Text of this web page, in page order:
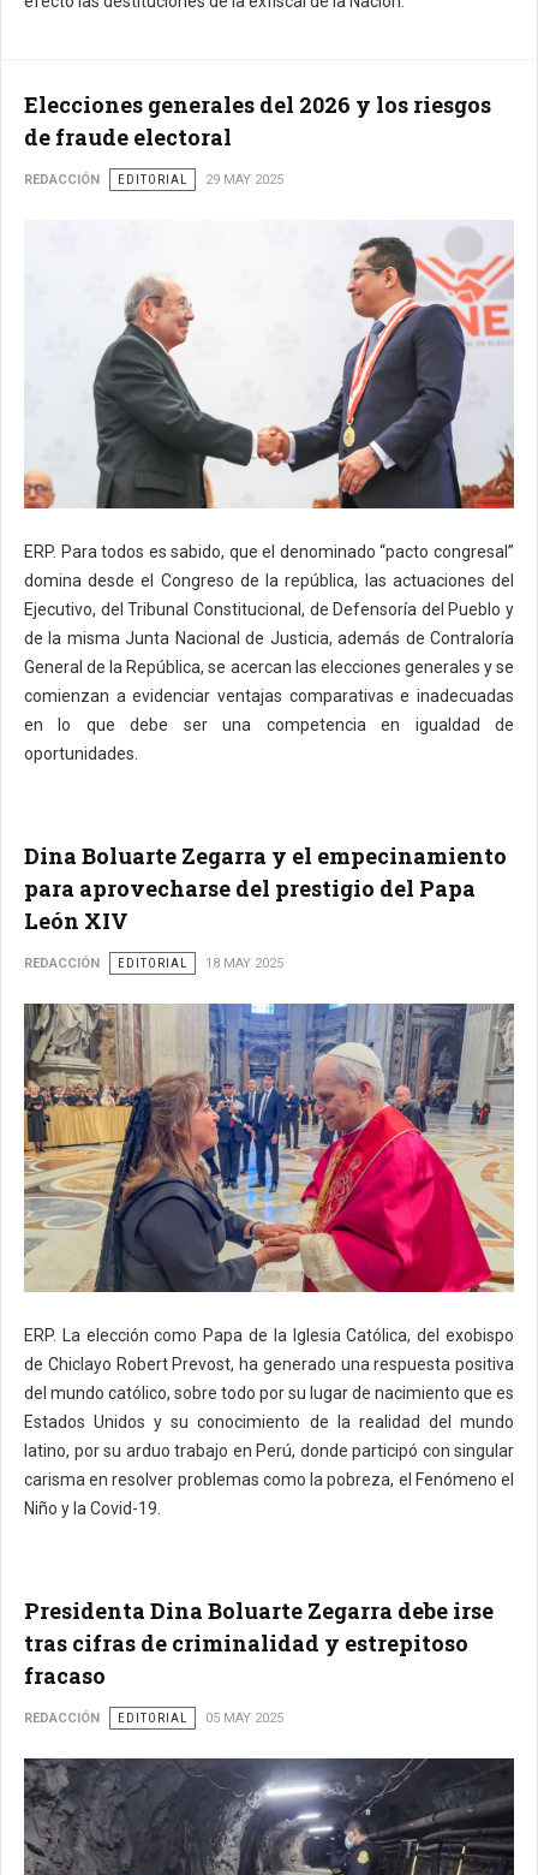
Elecciones generales del 2026 y los riesgos
de fraude electoral
REDACCIÓN EDITORIAL 29 MAY 2025
ERP. Para todos es sabido, que el denominado “pacto congresal”
domina desde el Congreso de la república, las actuaciones del
Ejecutivo, del Tribunal Constitucional, de Defensoría del Pueblo y
de la misma Junta Nacional de Justicia, además de Contraloría
General de la República, se acercan las elecciones generales y se
comienzan a evidenciar ventajas comparativas e inadecuadas
en lo que debe ser una competencia en igualdad de
oportunidades.
Dina Boluarte Zegarra y el empecinamiento
para aprovecharse del prestigio del Papa
León XIV
REDACCIÓN EDITORIAL 18 MAY 2025
ERP. La elección como Papa de la Iglesia Católica, del exobispo
de Chiclayo Robert Prevost, ha generado una respuesta positiva
del mundo católico, sobre todo por su lugar de nacimiento que es
Estados Unidos y su conocimiento de la realidad del mundo
latino, por su arduo trabajo en Perú, donde participó con singular
carisma en resolver problemas como la pobreza, el Fenómeno el
Niño y la Covid-19.
Presidenta Dina Boluarte Zegarra debe irse
tras cifras de criminalidad y estrepitoso
fracaso
REDACCIÓN EDITORIAL 05 MAY 2025